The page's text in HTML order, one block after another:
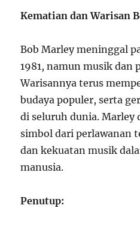
Kematian dan Warisan
Bob Marley meninggal
1981, namun musik dan
Warisannya terus
budaya populer, serta
di seluruh dunia. Marley
simbol dari perlawanan
dan kekuatan musik
manusia.
Penutup: